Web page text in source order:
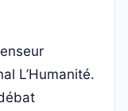
L’Humanité.